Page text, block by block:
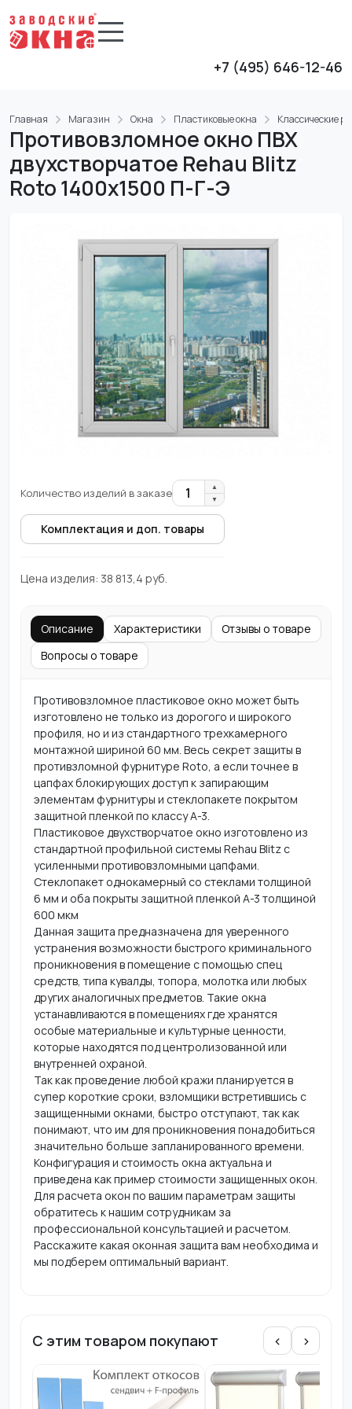
+7 (495) 646-12-46
Главная Магазин Окна Пластиковые окна Классические
Противовзломное окно ПВХ
двухстворчатое Rehau Blitz
Roto 1400x1500 П-Г-Э
Количество изделий в заказе 1
▲
▼
Комплектация и доп. товары
Цена изделия: 38 813,4 руб.
Описание Характеристики
Отзывы о товаре
Вопросы о товаре
Противовзломное пластиковое окно может быть
изготовлено не только из дорогого и широкого
профиля, но и из стандартного трехкамерного
монтажной шириной 60 мм. Весь секрет защиты в
противзломной фурнитуре Roto, а если точнее в
цапфах блокирующих доступ к запирающим
элементам фурнитуры и стеклопакете покрытом
защитной пленкой по классу А-3.
Пластиковое двухстворчатое окно изготовлено из
стандартной профильной системы Rehau Blitz c
усиленными противовзломными цапфами.
Стеклопакет однокамерный со стеклами толщиной
6 мм и оба покрыты защитной пленкой А-3 толщиной
600 мкм
Данная защита предназначена для уверенного
устранения возможности быстрого криминального
проникновения в помещение с помощью спец
средств, типа кувалды, топора, молотка или любых
других аналогичных предметов. Такие окна
устанавливаются в помещениях где хранятся
особые материальные и культурные ценности,
которые находятся под центролизованной или
внутренней охраной.
Так как проведение любой кражи планируется в
супер короткие сроки, взломщики встретившись с
защищенными окнами, быстро отступают, так как
понимают, что им для проникновения понадобиться
значительно больше запланированного времени.
Конфигурация и стоимость окна актуальна и
приведена как пример стоимости защищенных окон.
Для расчета окон по вашим параметрам защиты
обратитесь к нашим сотрудникам за
профессиональной консультацией и расчетом.
Расскажите какая оконная защита вам необходима и
мы подберем оптимальный вариант.
С этим товаром покупают ‹ ›